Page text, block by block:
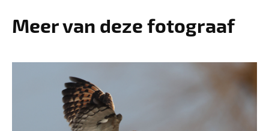
Meer van deze fotograaf